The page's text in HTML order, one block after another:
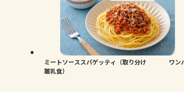
ミートソーススパゲッティ（取り分け
離乳食）
ワン